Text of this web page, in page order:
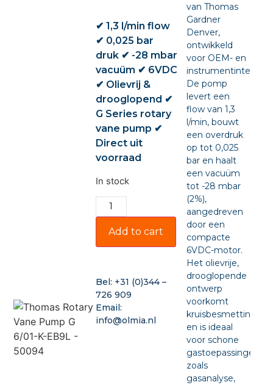
✔ 1,3 l/min flow
✔ 0,025 bar
druk ✔ -28 mbar
vacuüm ✔ 6VDC
✔ Olievrij &
drooglopend ✔
G Series rotary
vane pump ✔
Direct uit
voorraad
In stock
Add to cart
Bel: +31 (0)344 –
726 909
Email:
info@olmia.nl
van Thomas
Gardner
Denver,
ontwikkeld
voor OEM- en
De pomp
levert een
flow van 1,3
l/min, bouwt
een overdruk
op tot 0,025
bar en haalt
een vacuüm
tot -28 mbar
(2%),
aangedreven
door een
compacte
6VDC-motor.
Het olievrije,
drooglopende
ontwerp
voorkomt
kruisbesmetting
en is ideaal
voor schone
gastoepassingen
zoals
gasanalyse,